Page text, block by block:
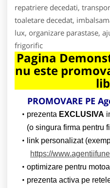
repatriere decedati,
toaletare decedat,
lux, organizare parastase,
frigorific
Pagina
nu este
PROMOVARE PE
prezenta EXCLUSIVA
(o singura firma pentru
link personalizat
https://
optimizare pentru
prezenta activa pe